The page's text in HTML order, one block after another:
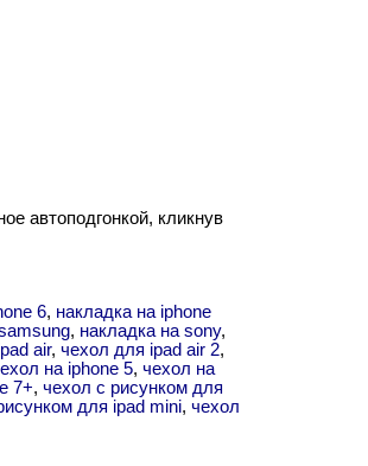
автоподгонкой, кликнув
6, накладка на iphone
, накладка на sony,
air, чехол для ipad air 2,
на iphone 5, чехол на
7+, чехол с рисунком для
для ipad mini, чехол